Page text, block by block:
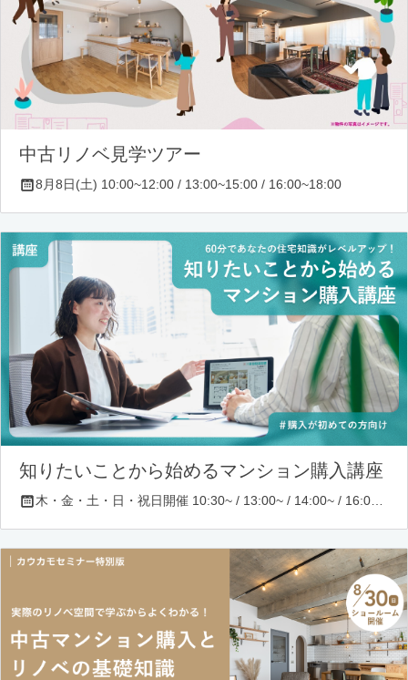
中古リノベ見学ツアー
8月8日(土) 10:00~12:00 / 13:00~15:00 / 16:00~18:00
知りたいことから始めるマンション購入講座
木・金・土・日・祝日開催 10:30~ / 13:00~ / 14:00~ / 16:00~ / 17:00~/ 18:30~/ 19:30~